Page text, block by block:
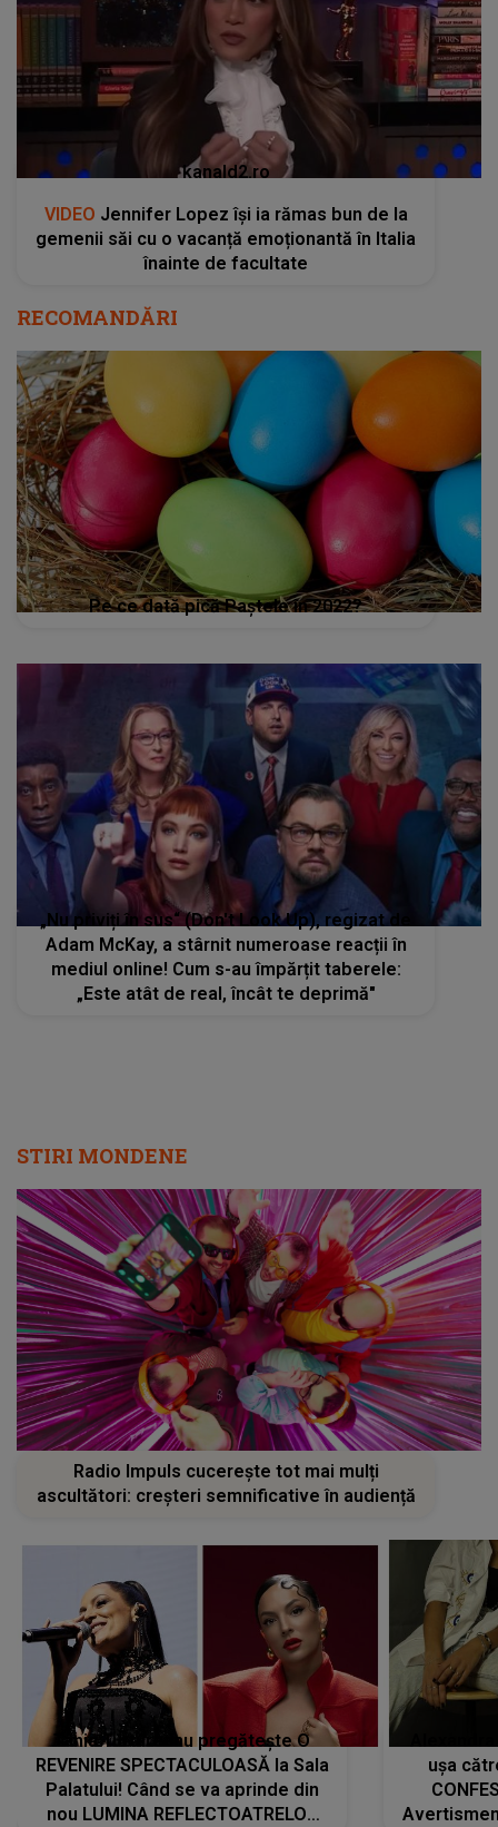
kanald2.ro
VIDEO Jennifer Lopez își ia rămas bun de la
gemenii săi cu o vacanță emoționantă în Italia
înainte de facultate
RECOMANDĂRI
Pe ce dată pică Paştele în 2022?
„Nu priviți în sus“ (Don't Look Up), regizat de
Adam McKay, a stârnit numeroase reacții în
mediul online! Cum s-au împărțit taberele:
„Este atât de real, încât te deprimă"
STIRI MONDENE
Radio Impuls cucerește tot mai mulți
ascultători: creșteri semnificative în audiență
Tania Turtureanu pregătește O
REVENIRE SPECTACULOASĂ la Sala
Palatului! Când se va aprinde din
nou LUMINA REFLECTOATRELOR
ușa